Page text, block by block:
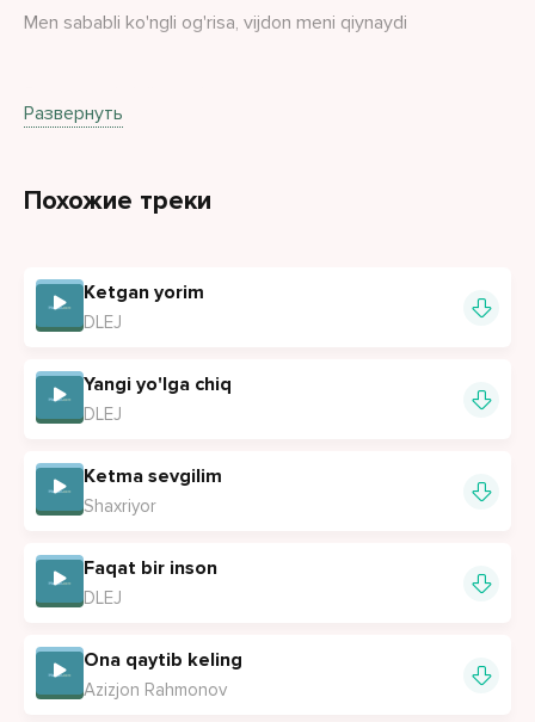
Men sababli ko'ngli og'risa, vijdon meni qiynaydi
Barcha dardni menga ber hayot
Faqat uni asra ey hayot
Onam yurgan yo'llar muqaddas
Onam aytgan so'zlar muqaddas
Sen onamni yig'latma hayot
Развернуть
Похожие треки
Ketgan yorim
DLEJ
Yangi yo'lga chiq
DLEJ
Ketma sevgilim
Shaxriyor
Faqat bir inson
DLEJ
Ona qaytib keling
Azizjon Rahmonov